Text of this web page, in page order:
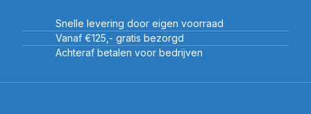
Snelle levering door eigen voorraad
Vanaf €125,- gratis bezorgd
Achteraf betalen voor bedrijven